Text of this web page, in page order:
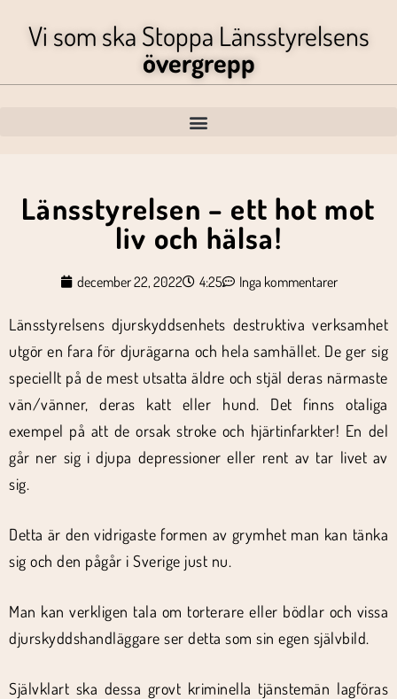
Vi som ska Stoppa Länsstyrelsens
övergrepp
Länsstyrelsen – ett hot mot
liv och hälsa!
december 22, 2022 4:25 Inga kommentarer
Länsstyrelsens djurskyddsenhets destruktiva verksamhet
utgör en fara för djurägarna och hela samhället. De ger sig
speciellt på de mest utsatta äldre och stjäl deras närmaste
vän/vänner, deras katt eller hund. Det finns otaliga
exempel på att de orsak stroke och hjärtinfarkter! En del
går ner sig i djupa depressioner eller rent av tar livet av
sig.
Detta är den vidrigaste formen av grymhet man kan tänka
sig och den pågår i Sverige just nu.
Man kan verkligen tala om torterare eller bödlar och vissa
djurskyddshandläggare ser detta som sin egen självbild.
Självklart ska dessa grovt kriminella tjänstemän lagföras